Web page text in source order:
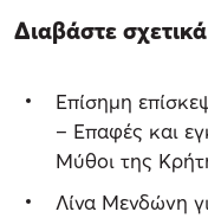
Διαβάστε σχετικά
Επίσημη
– Επαφές και
Μύθοι της
Λίνα Μενδώνη